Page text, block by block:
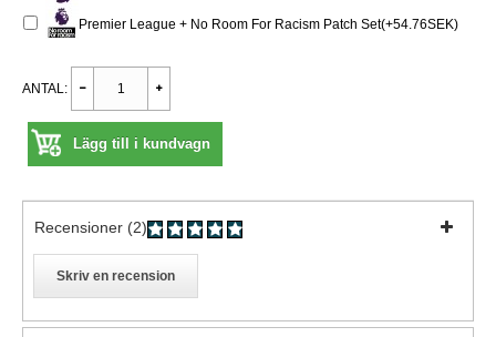
Premier League + No Room For Racism Patch Set(+54.76SEK)
ANTAL:
Lägg till i kundvagn
Recensioner (2)
Skriv en recension